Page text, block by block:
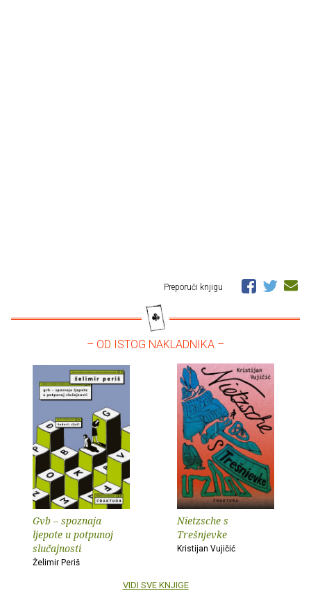
Preporuči knjigu
– OD ISTOG NAKLADNIKA –
Gvb – spoznaja
ljepote u potpunoj
slučajnosti
Želimir Periš
Nietzsche s
Trešnjevke
Kristijan Vujičić
VIDI SVE KNJIGE